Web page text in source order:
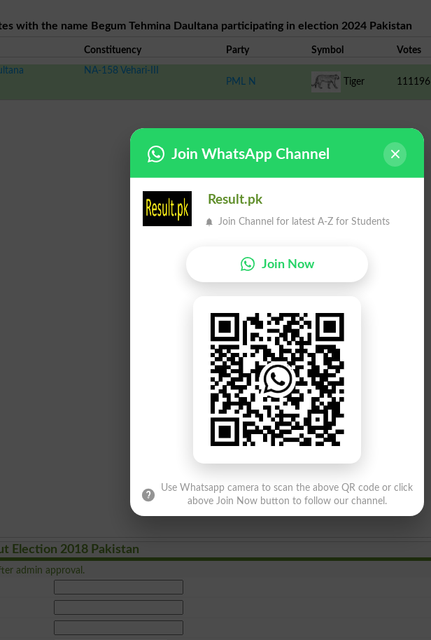
with the name Begum Tehmina Daultana participating in election 2024 Pakistan
Constituency Party Symbol Votes
NA-158 Vehari-III
PML N
Tiger 111196
Election 2018 Pakistan
admin approval.
Join WhatsApp Channel
Result.pk
Join Channel for latest A-Z for Students
Join Now
Use Whatsapp camera to scan the above QR code or click
above Join Now button to follow our channel.